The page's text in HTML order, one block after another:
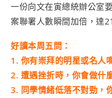
一份向文在寅總統辦公室
案聯署人數瞬間加倍，達
好讀本周五問：
1. 你有崇拜的明星或名人
2. 遭遇挫折時，你會做什
3. 同學情緒低落不對勁，